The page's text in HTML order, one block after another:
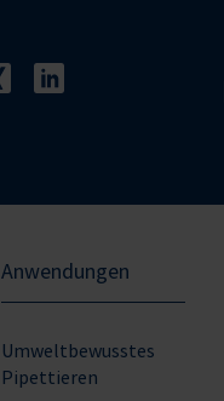
Anwendungen
Umweltbewusstes
Pipettieren